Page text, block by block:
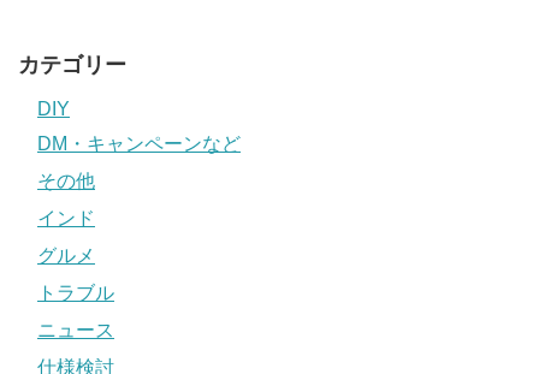
カテゴリー
DIY
DM・キャンペーンなど
その他
インド
グルメ
トラブル
ニュース
仕様検討